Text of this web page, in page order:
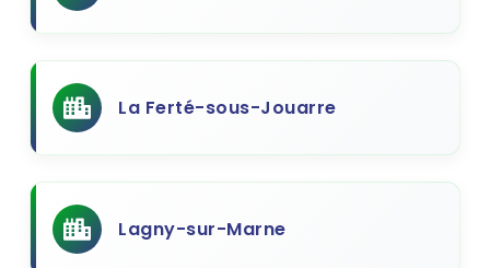
La Ferté-sous-Jouarre
Lagny-sur-Marne